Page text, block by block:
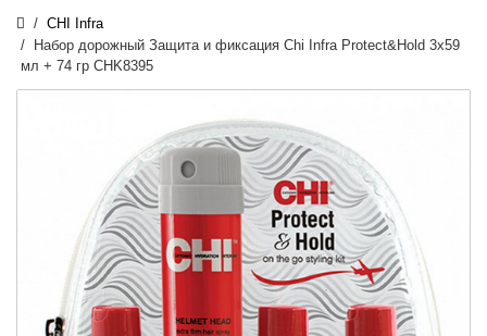
CHI Infra
Набор дорожный Защита и фиксация Chi Infra Protect&Hold 3x59
мл + 74 гр CHK8395